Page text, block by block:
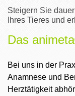
Steigern Sie
Ihres Tieres und
Das
Bei uns in der
Anamnese und
Herztätigkeit